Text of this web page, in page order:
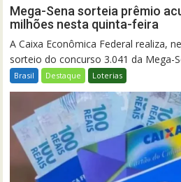
Mega-Sena sorteia prêmio
milhões nesta quinta-feira
A Caixa Econômica Federal realiza,
sorteio do concurso 3.041 da Mega-
Brasil Destaque Loterias